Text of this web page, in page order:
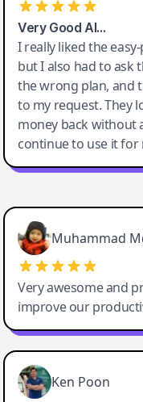
Very Good AI…
I really liked the
but I also had to ask
the wrong plan, and
to my request. They
money back without
continue to use it for
Easy-Peasy AI
Muhammad
Very awesome and
improve our
Ken Poon